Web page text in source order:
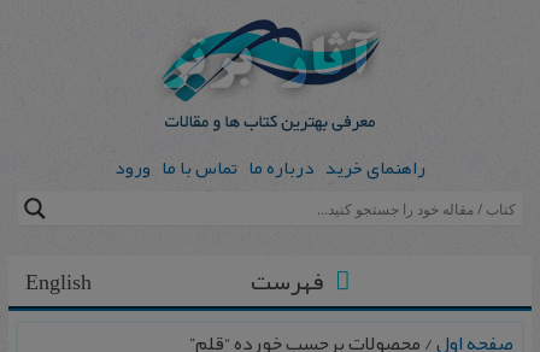
راهنمای خرید درباره ما تماس با ما ورود
English فهرست
صفحه اول/ محصولات برچسب خورده “قلم”